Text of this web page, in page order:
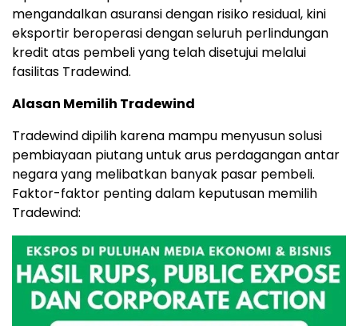
mengandalkan asuransi dengan risiko residual, kini
eksportir beroperasi dengan seluruh perlindungan
kredit atas pembeli yang telah disetujui melalui
fasilitas Tradewind.
Alasan Memilih Tradewind
Tradewind dipilih karena mampu menyusun solusi
pembiayaan piutang untuk arus perdagangan antar
negara yang melibatkan banyak pasar pembeli.
Faktor-faktor penting dalam keputusan memilih
Tradewind: